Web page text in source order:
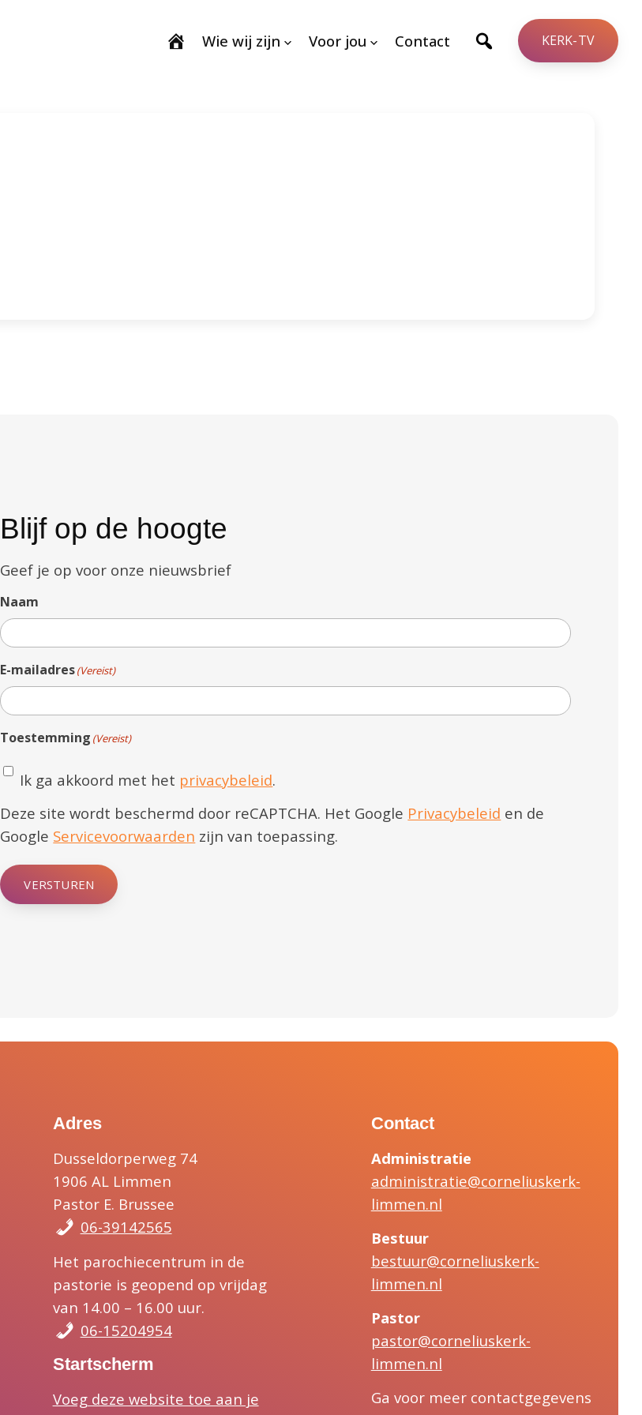
Wie wij zijn Voor jou Contact KERK-TV
Blijf op de hoogte
Geef je op voor onze nieuwsbrief
Naam
E-mailadres(Vereist)
Toestemming (Vereist)
Ik ga akkoord met het privacybeleid.
Deze site wordt beschermd door reCAPTCHA. Het Google Privacybeleid en de
Google Servicevoorwaarden zijn van toepassing.
VERSTUREN
Adres
Dusseldorperweg 74
1906 AL Limmen
Pastor E. Brussee
06-39142565
Het parochiecentrum in de
pastorie is geopend op vrijdag
van 14.00 – 16.00 uur.
06-15204954
Startscherm
Voeg deze website toe aan je
Contact
Administratie
administratie@corneliuskerk-
limmen.nl
Bestuur
bestuur@corneliuskerk-
limmen.nl
Pastor
pastor@corneliuskerk-
limmen.nl
Ga voor meer contactgegevens